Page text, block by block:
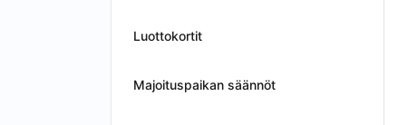
Luottokortit
Majoituspaikan säännöt